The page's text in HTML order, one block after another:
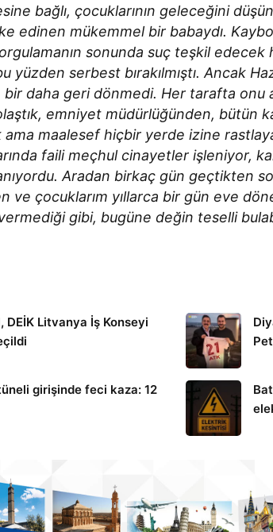
bağlı, çocuklarının geleceğini
edinen mükemmel bir babaydı.
sonunda suç teşkil
yüzden serbest bırakılmıştı. Ancak
bir daha geri dönmedi. Her tarafta onu
emniyet müdürlüğünden, bütün
ama maalesef hiçbir yerde izine
faili meçhul cinayetler işleniyor,
Aradan birkaç gün geçtikten
ve çocuklarım yıllarca bir gün eve
vermediği gibi, bugüne değin teselli
DEİK Litvanya İş Konseyi
girişinde feci kaza: 12